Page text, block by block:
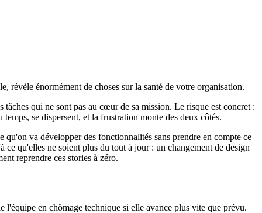
révèle énormément de choses sur la santé de votre organisation.
qui ne sont pas au cœur de sa mission. Le risque est concret :
se dispersent, et la frustration monte des deux côtés.
va développer des fonctionnalités sans prendre en compte ce
ce qu'elles ne soient plus du tout à jour : un changement de design
reprendre ces stories à zéro.
en chômage technique si elle avance plus vite que prévu.